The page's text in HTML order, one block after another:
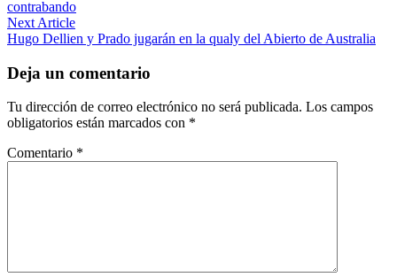
entradas
contrabando
Next ArticleNext
article:
Hugo Dellien y Prado jugarán en la qualy del Abierto de Australia
Deja un comentario
Tu dirección de correo electrónico no será publicada. Los campos
obligatorios están marcados con *
Comentario *